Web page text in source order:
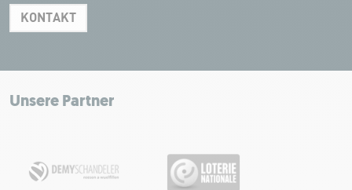
KONTAKT
+
−
Leaflet|Map tiles by Carto, under CC BY 3.0. Data by OpenStreetMap, under
Unsere Partner